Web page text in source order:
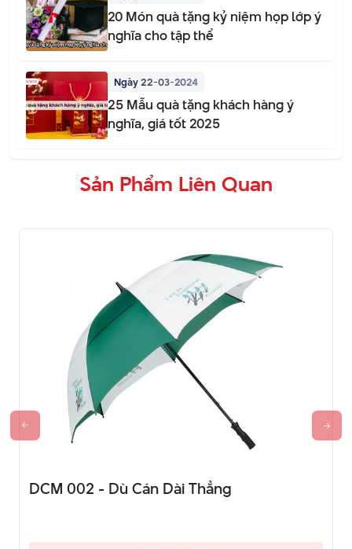
20 Món quà tặng kỷ niệm họp lớp ý
nghĩa cho tập thể
Ngày 22-03-2024
25 Mẫu quà tặng khách hàng ý
nghĩa, giá tốt 2025
Sản Phẩm Liên Quan
DCM 002 - Dù Cán Dài Thẳng